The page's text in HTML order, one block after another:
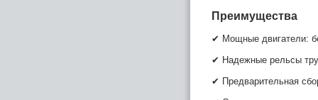
Преимущества
✔ Мощные двигатели:
✔ Надежные рельсы
✔ Предварительная